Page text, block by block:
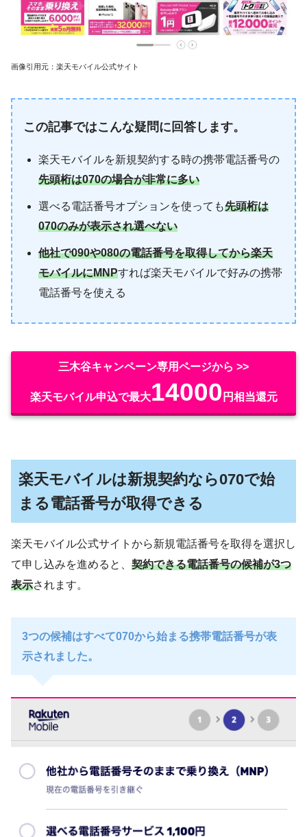
画像引用元：楽天モバイル公式サイト
この記事ではこんな疑問に回答します。
楽天モバイルを新規契約する時の携帯電話番号の
先頭桁は070の場合が非常に多い
選べる電話番号オプションを使っても先頭桁は
070のみが表示され選べない
他社で090や080の電話番号を取得してから楽天
モバイルにMNPすれば楽天モバイルで好みの携帯
電話番号を使える
三木谷キャンペーン専用ページから >>
楽天モバイル申込で最大14000 円相当還元
楽天モバイルは新規契約なら070で始
まる電話番号が取得できる
楽天モバイル公式サイトから新規電話番号を取得を選択し
て申し込みを進めると、 契約できる電話番号の候補が3つ
表示されます。
3つの候補はすべて070から始まる携帯電話番号が表
示されました。